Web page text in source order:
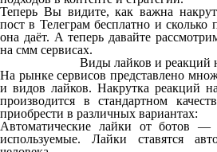
Теперь Вы видите, как важна
пост в Телеграм бесплатно и
она даёт. А теперь давайте
на смм сервисах.
Виды лайков и реакций
На рынке сервисов представлено
и видов лайков. Накрутка реакций
производится в стандартном
приобрести в различных вариантах:
Автоматические лайки от ботов
используемые. Лайки ставятся